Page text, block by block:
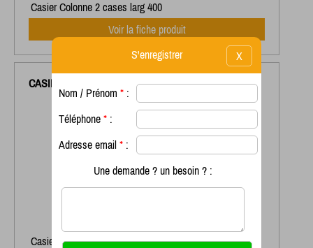
Casier Colonne 2 cases larg 400
Voir la fiche produit
CASIER COLONNE 3 CASES LARGEUR 400MM
Casier Colonne 3 Cases larg 400mm
X
S'enregistrer
Nom / Prénom * :
Téléphone * :
Adresse email * :
Une demande ? un besoin ? :